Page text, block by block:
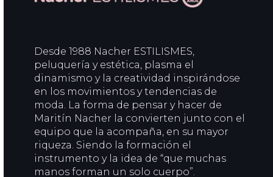
Desde 1988 Nacher ESTILISMES,
peluquería y estética, plasma el
dinamismo y la creatividad inspirándose
en los movimientos y tendencias de
moda. La forma de pensar y hacer de
Maritín Nacher la convierten junto con el
equipo que la acompaña, en su mayor
riqueza. Siendo la formación el
instrumento y la idea de “que muchas
manos forman un solo cuerpo”.